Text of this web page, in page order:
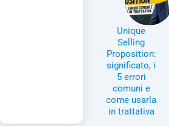
Unique
Selling
Proposition:
significato, i
5 errori
comuni e
come usarla
in trattativa